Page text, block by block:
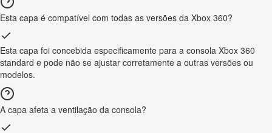
Esta capa é compatível com todas as versões da Xbox 360?
Esta capa foi concebida especificamente para a consola Xbox 360
standard e pode não se ajustar corretamente a outras versões ou
modelos.
A capa afeta a ventilação da consola?